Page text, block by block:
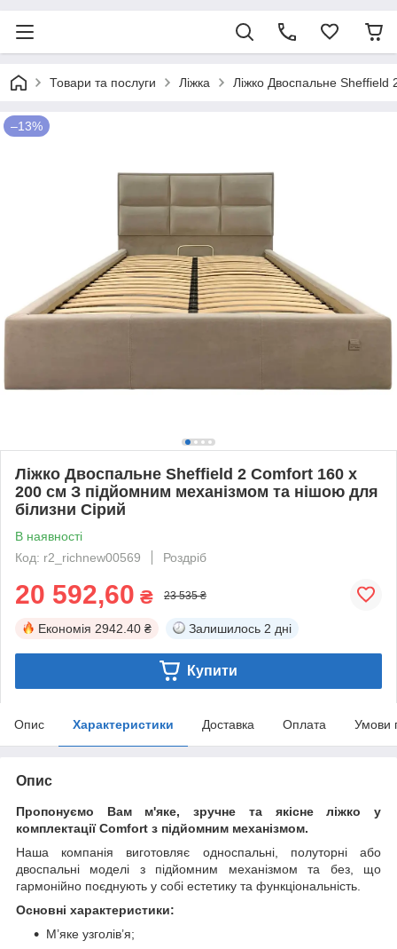
Товари та послуги Ліжка Ліжко Двоспальне
–13%
Ліжко Двоспальне Sheffield 2 Comfort 160 х
200 см З підйомним механізмом та нішою для
білизни Сірий
В наявності
Код: r2_richnew00569
Роздріб
20 592,60 ₴ 23 535 ₴
Економія 2942.40 ₴ Залишилось 2 дні
Купити
Опис Характеристики Доставка Оплата Умови
Опис
Пропонуємо Вам м'яке, зручне та якiсне ліжко у
комплектації Comfort з підйомним механізмом.
Наша компанія виготовляє односпальні, полуторні або
двоспальні моделі з підйомним механізмом та без, що
гармонійно поєднують у собі естетику та функціональність.
Основні характеристики:
М’яке узголів’я;